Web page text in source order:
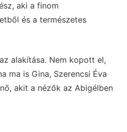
aki a finom
és a természetes
alakítása. Nem kopott el,
ma is Gina, Szerencsi Éva
akit a nézők az Abigélben